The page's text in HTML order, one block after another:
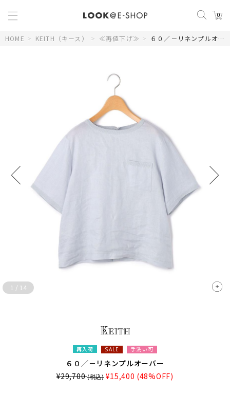
0
HOME > KEITH（キース） > ≪再値下げ≫ > ６０／－リネンプルオーバー
1 / 14
再入荷 SALE 手洗い可
６０／－リネンプルオーバー
¥29,700(税込) ¥15,400 (48%OFF)